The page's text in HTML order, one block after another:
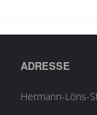
ADRESSE
Hermann-Löns-